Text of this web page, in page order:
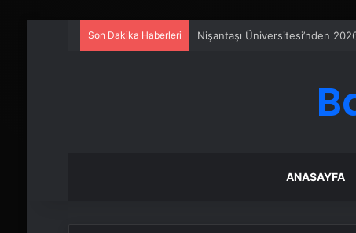
Son Dakika Haberleri Petmona : Kedi Maması ve
ANASAYFA